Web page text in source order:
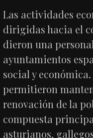
Las actividades
dirigidas hacia el
dieron una
ayuntamientos
social y
permitieron
renovación de la
compuesta
asturianos,